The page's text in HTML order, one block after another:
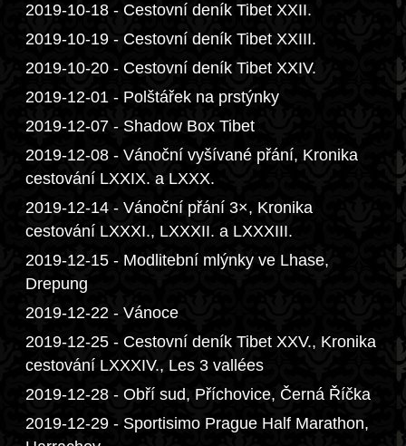
2019-10-18 - Cestovní deník Tibet XXII.
2019-10-19 - Cestovní deník Tibet XXIII.
2019-10-20 - Cestovní deník Tibet XXIV.
2019-12-01 - Polštářek na prstýnky
2019-12-07 - Shadow Box Tibet
2019-12-08 - Vánoční vyšívané přání, Kronika
cestování LXXIX. a LXXX.
2019-12-14 - Vánoční přání 3×, Kronika
cestování LXXXI., LXXXII. a LXXXIII.
2019-12-15 - Modlitební mlýnky ve Lhase,
Drepung
2019-12-22 - Vánoce
2019-12-25 - Cestovní deník Tibet XXV., Kronika
cestování LXXXIV., Les 3 vallées
2019-12-28 - Obří sud, Příchovice, Černá Říčka
2019-12-29 - Sportisimo Prague Half Marathon,